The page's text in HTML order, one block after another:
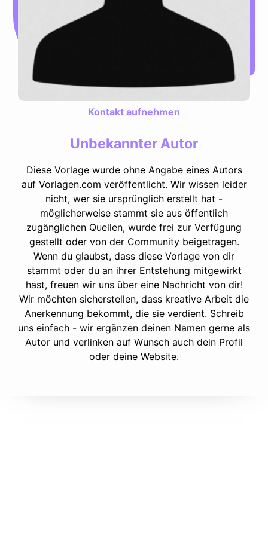
Kontakt aufnehmen
Unbekannter Autor
Diese Vorlage wurde ohne Angabe eines Autors
auf Vorlagen.com veröffentlicht. Wir wissen leider
nicht, wer sie ursprünglich erstellt hat -
möglicherweise stammt sie aus öffentlich
zugänglichen Quellen, wurde frei zur Verfügung
gestellt oder von der Community beigetragen.
Wenn du glaubst, dass diese Vorlage von dir
stammt oder du an ihrer Entstehung mitgewirkt
hast, freuen wir uns über eine Nachricht von dir!
Wir möchten sicherstellen, dass kreative Arbeit die
Anerkennung bekommt, die sie verdient. Schreib
uns einfach - wir ergänzen deinen Namen gerne als
Autor und verlinken auf Wunsch auch dein Profil
oder deine Website.